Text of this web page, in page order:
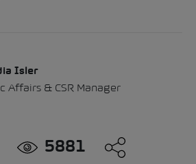
Isler
Affairs & CSR Manager
5881